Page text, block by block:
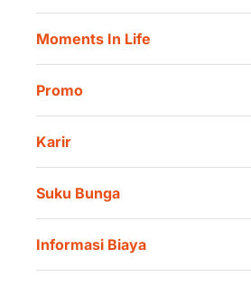
Danamon QR Merchant
Moments In Life
Promo
Karir
Suku Bunga
Informasi Biaya